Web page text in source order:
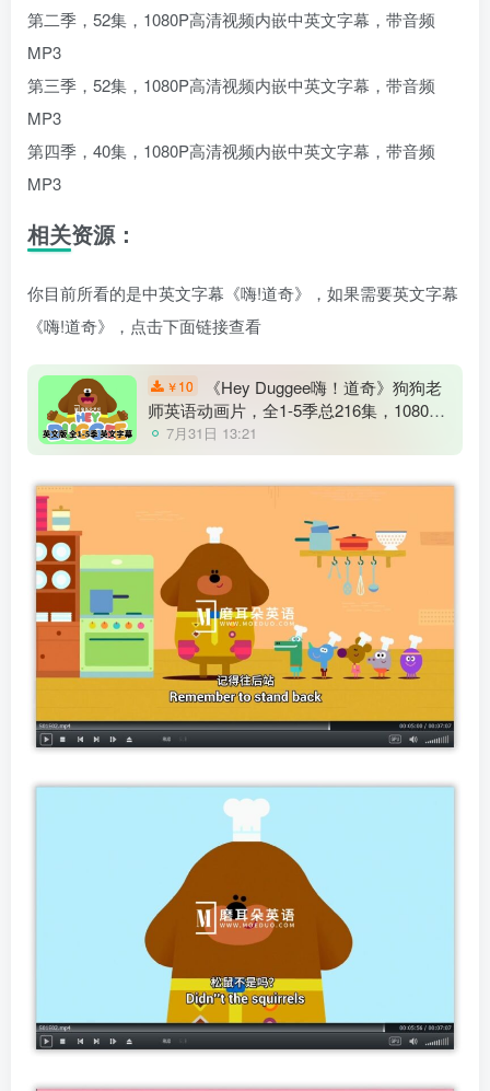
第二季，52集，1080P高清视频内嵌中英文字幕，带音频
MP3
第三季，52集，1080P高清视频内嵌中英文字幕，带音频
MP3
第四季，40集，1080P高清视频内嵌中英文字幕，带音频
MP3
相关资源：
你目前所看的是中英文字幕《嗨!道奇》，如果需要英文字幕
《嗨!道奇》，点击下面链接查看
￥ 10
《Hey Duggee嗨！道奇》狗狗老
师英语动画片，全1-5季总216集，1080P
高清视频带英文字幕，百度网盘下载！
7月31日 13:21